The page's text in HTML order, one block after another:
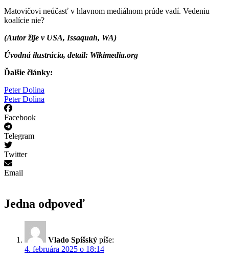
Matovičovi neúčasť v hlavnom mediálnom prúde vadí. Vedeniu
koalície nie?
(Autor žije v USA, Issaquah, WA)
Úvodná ilustrácia, detail: Wikimedia.org
Ďalšie články:
Peter Dolina
Peter Dolina
Facebook
Telegram
Twitter
Email
Jedna odpoveď
Vlado Spišský píše:
4. februára 2025 o 18:14